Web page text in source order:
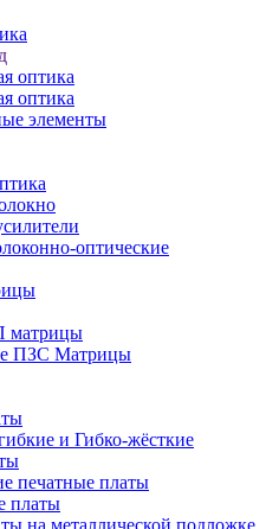
оптика
оптика
элементы
оптические
ПЗС Матрицы
и Гибко-жёсткие
печатные платы
платы
на металлической подложке